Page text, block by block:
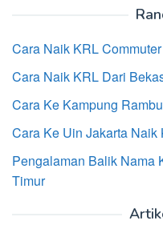
Cara Naik KRL
Cara Naik KRL Dari
Cara Ke Kampung
Cara Ke Uin Jakarta Naik
Pengalaman Balik Nama
Timur